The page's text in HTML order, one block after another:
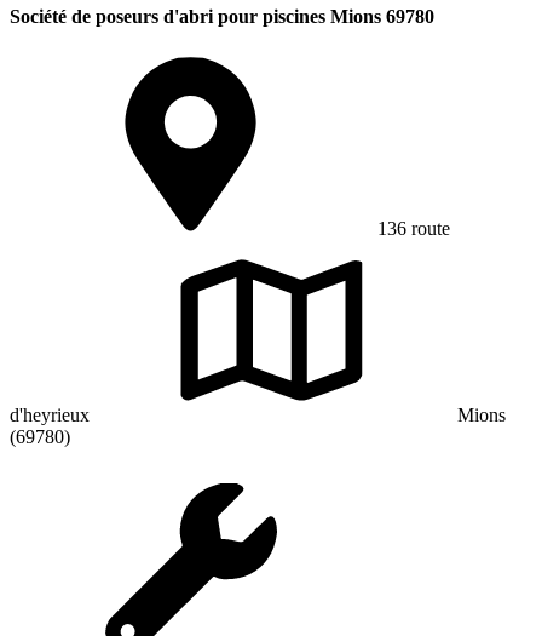
Société de poseurs d'abri pour piscines Mions 69780
136 route
d'heyrieux
Mions
(69780)